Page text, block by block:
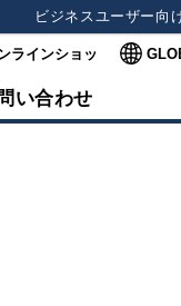
ビジネスユーザー向
ラインショッ
い合わせ